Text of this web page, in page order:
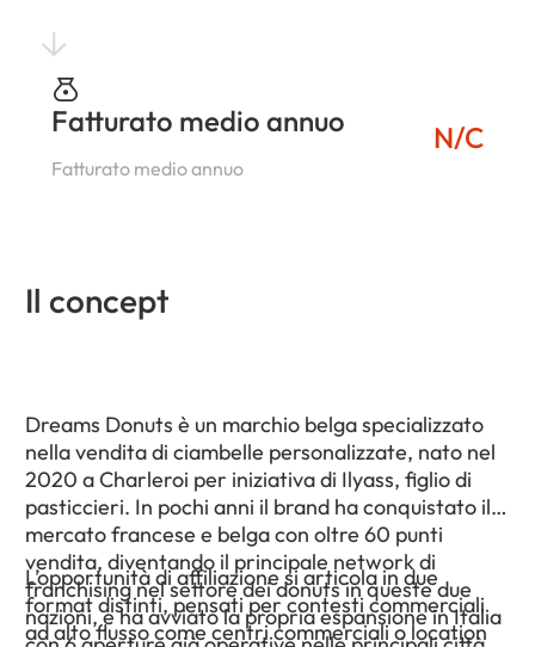
Fatturato medio annuo
Fatturato medio annuo
N/C
Il concept
Dreams Donuts è un marchio belga specializzato
nella vendita di ciambelle personalizzate, nato nel
2020 a Charleroi per iniziativa di Ilyass, figlio di
pasticcieri. In pochi anni il brand ha conquistato il
mercato francese e belga con oltre 60 punti
vendita, diventando il principale network di
franchising nel settore dei donuts in queste due
nazioni, e ha avviato la propria espansione in Italia
L’opportunità di affiliazione si articola in due
format distinti, pensati per contesti commerciali
ad alto flusso come centri commerciali o location